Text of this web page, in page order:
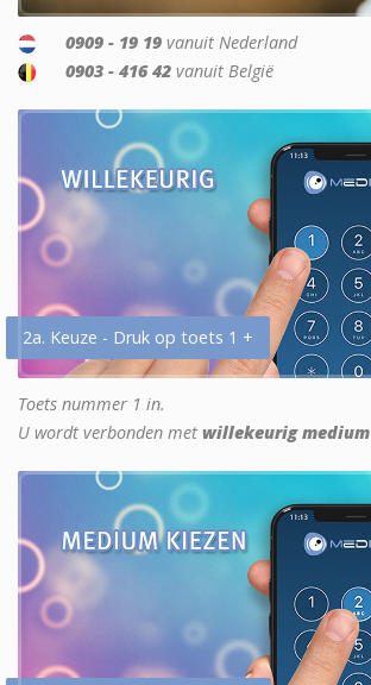
0909 - 19 19 vanuit Nederland
0903 - 416 42 vanuit België
2a. Keuze - Druk op toets 1 +
Toets nummer 1 in.
U wordt verbonden met willekeurig medium